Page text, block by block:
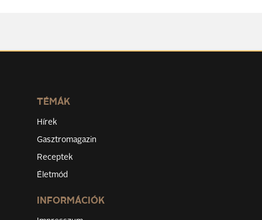
TÉMÁK
Hírek
Gasztromagazin
Receptek
Életmód
INFORMÁCIÓK